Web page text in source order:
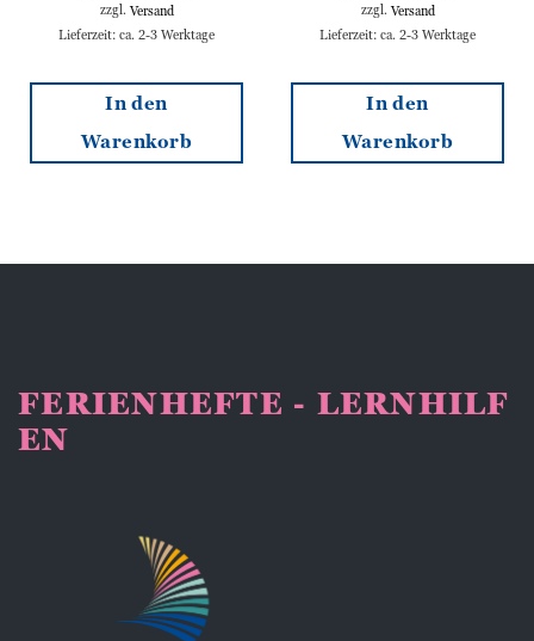
zzgl. Versand
Lieferzeit: ca. 2-3 Werktage
In den
Warenkorb
zzgl. Versand
Lieferzeit: ca. 2-3 Werktage
In den
Warenkorb
FERIENHEFTE - LERNHILF
EN